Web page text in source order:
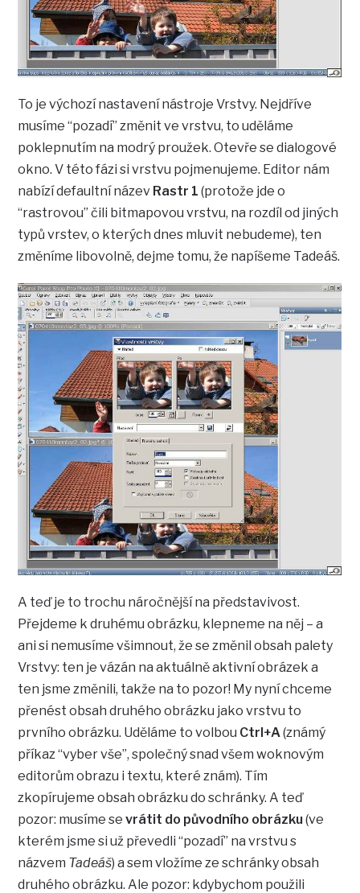
To je výchozí nastavení nástroje Vrstvy. Nejdříve
musíme “pozadí” změnit ve vrstvu, to uděláme
poklepnutím na modrý proužek. Otevře se dialogové
okno. V této fázi si vrstvu pojmenujeme. Editor nám
nabízí defaultní název Rastr 1 (protože jde o
“rastrovou” čili bitmapovou vrstvu, na rozdíl od jiných
typů vrstev, o kterých dnes mluvit nebudeme), ten
změníme libovolně, dejme tomu, že napíšeme Tadeáš.
A teď je to trochu náročnější na představivost.
Přejdeme k druhému obrázku, klepneme na něj – a
ani si nemusíme všimnout, že se změnil obsah palety
Vrstvy: ten je vázán na aktuálně aktivní obrázek a
ten jsme změnili, takže na to pozor! My nyní chceme
přenést obsah druhého obrázku jako vrstvu to
prvního obrázku. Uděláme to volbou Ctrl+A(známý
příkaz “vyber vše”, společný snad všem woknovým
editorům obrazu i textu, které znám). Tím
zkopírujeme obsah obrázku do schránky. A teď
pozor: musíme sevrátit do původního obrázku(ve
kterém jsme si už převedli “pozadí” na vrstvu s
názvem Tadeáš) a sem vložíme ze schránky obsah
druhého obrázku. Ale pozor: kdybychom použili